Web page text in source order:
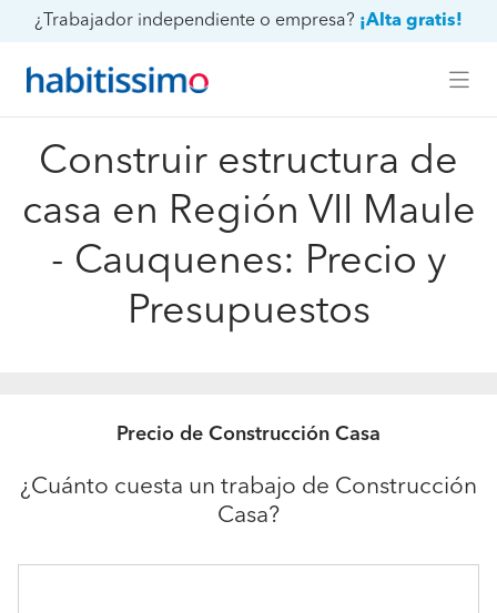
¿Trabajador independiente o empresa? ¡Alta gratis!
Construir estructura de
casa en Región VII Maule
- Cauquenes: Precio y
Presupuestos
Precio de Construcción Casa
¿Cuánto cuesta un trabajo de Construcción
Casa?